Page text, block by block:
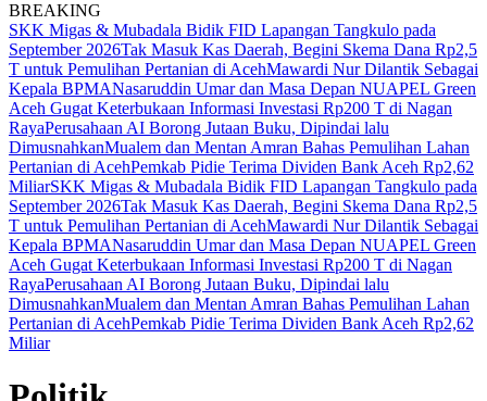
BREAKING
SKK Migas & Mubadala Bidik FID Lapangan Tangkulo pada
September 2026Tak Masuk Kas Daerah, Begini Skema Dana Rp2,5
T untuk Pemulihan Pertanian di AcehMawardi Nur Dilantik Sebagai
Kepala BPMANasaruddin Umar dan Masa Depan NUAPEL Green
Aceh Gugat Keterbukaan Informasi Investasi Rp200 T di Nagan
RayaPerusahaan AI Borong Jutaan Buku, Dipindai lalu
DimusnahkanMualem dan Mentan Amran Bahas Pemulihan Lahan
Pertanian di AcehPemkab Pidie Terima Dividen Bank Aceh Rp2,62
MiliarSKK Migas & Mubadala Bidik FID Lapangan Tangkulo pada
September 2026Tak Masuk Kas Daerah, Begini Skema Dana Rp2,5
T untuk Pemulihan Pertanian di AcehMawardi Nur Dilantik Sebagai
Kepala BPMANasaruddin Umar dan Masa Depan NUAPEL Green
Aceh Gugat Keterbukaan Informasi Investasi Rp200 T di Nagan
RayaPerusahaan AI Borong Jutaan Buku, Dipindai lalu
DimusnahkanMualem dan Mentan Amran Bahas Pemulihan Lahan
Pertanian di AcehPemkab Pidie Terima Dividen Bank Aceh Rp2,62
Miliar